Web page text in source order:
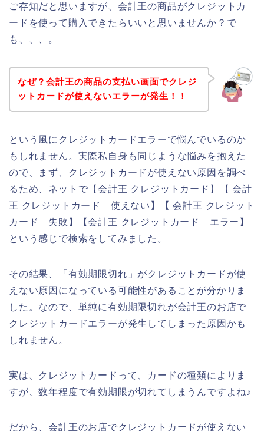
ご存知だと思いますが、会計王の商品がクレジットカ
ードを使って購入できたらいいと思いませんか？で
も、、、。
なぜ？会計王の商品の支払い画面でクレジ
ットカードが使えないエラーが発生！！
という風にクレジットカードエラーで悩んでいるのか
もしれません。実際私自身も同じような悩みを抱えた
ので、まず、クレジットカードが使えない原因を調べ
るため、ネットで【会計王 クレジットカード】【 会計
王 クレジットカード 使えない】【 会計王 クレジット
カード 失敗】【会計王 クレジットカード エラー】
という感じで検索をしてみました。
その結果、「有効期限切れ」がクレジットカードが使
えない原因になっている可能性があることが分かりま
した。なので、単純に有効期限切れが会計王のお店で
クレジットカードエラーが発生してしまった原因かも
しれません。
実は、クレジットカードって、カードの種類によりま
すが、数年程度で有効期限が切れてしまうんですよね♪
だから、会計王のお店でクレジットカードが使えない